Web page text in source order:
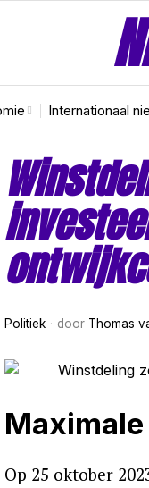
Internationaal
Politiek door Thomas
Op 25 oktober